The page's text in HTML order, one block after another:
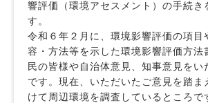
響評価（環境アセスメント）の手続き
す。
令和６年２月に、環境影響評価の項目
容・方法等を示した環境影響評価方法
民の皆様や自治体意見、知事意見をい
です。現在、いただいたご意見を踏ま
けて周辺環境を調査しているところで